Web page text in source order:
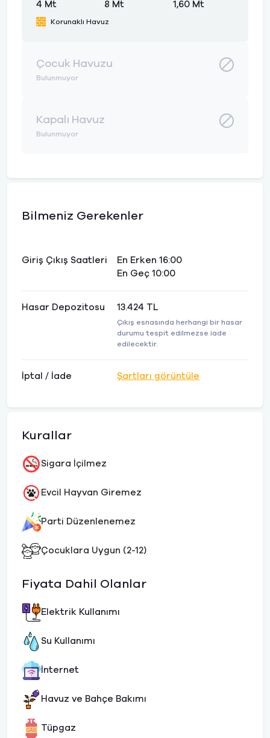
4 Mt 8 Mt 1,60 Mt
Korunaklı Havuz
Çocuk Havuzu
Bulunmuyor
Kapalı Havuz
Bulunmuyor
Bilmeniz Gerekenler
Giriş Çıkış Saatleri
En Erken 16:00
En Geç 10:00
Hasar Depozitosu 13.424 TL
Çıkış esnasında herhangi bir hasar
durumu tespit edilmezse iade
edilecektir.
İptal / İade Şartları görüntüle
Kurallar
Sigara İçilmez
Evcil Hayvan Giremez
Parti Düzenlenemez
Çocuklara Uygun (2-12)
Fiyata Dahil Olanlar
Elektrik Kullanımı
Su Kullanımı
İnternet
Havuz ve Bahçe Bakımı
Tüpgaz